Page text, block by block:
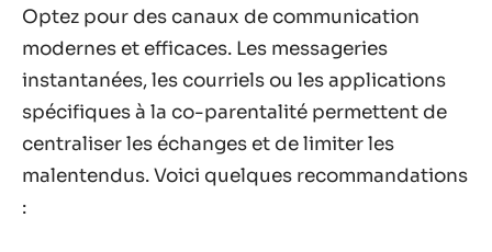
Optez pour des canaux de communication
modernes et efficaces. Les messageries
instantanées, les courriels ou les applications
spécifiques à la co-parentalité permettent de
centraliser les échanges et de limiter les
malentendus. Voici quelques recommandations
: